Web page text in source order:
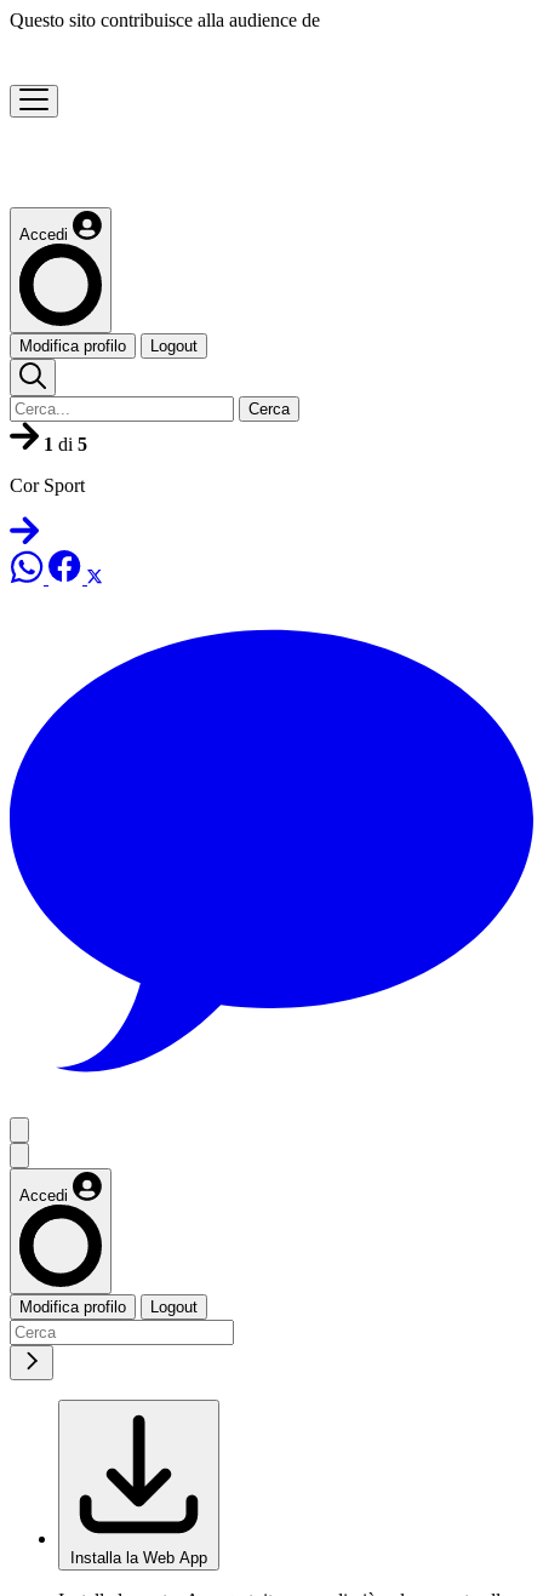
Questo sito contribuisce alla audience de
Accedi
Modifica profilo Logout
Cerca
1 di 5
Cor Sport
Accedi
Modifica profilo Logout
Installa la Web App